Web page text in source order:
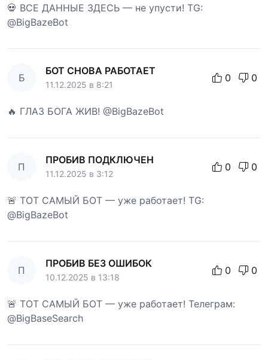
💀 ВСЕ ДАННЫЕ ЗДЕСЬ — не упусти! TG:
@BigBazeBot
Б
БОТ СНОВА РАБОТАЕТ
11.12.2025 в 8:21
0 0
🔥 ГЛАЗ БОГА ЖИВ! @BigBazeBot
П
ПРОБИВ ПОДКЛЮЧЕН
11.12.2025 в 3:12
0 0
🚨 ТОТ САМЫЙ БОТ — уже работает! TG:
@BigBazeBot
П
ПРОБИВ БЕЗ ОШИБОК
10.12.2025 в 13:18
0 0
🚨 ТОТ САМЫЙ БОТ — уже работает! Телеграм:
@BigBaseSearch